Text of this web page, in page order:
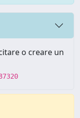
o creare un